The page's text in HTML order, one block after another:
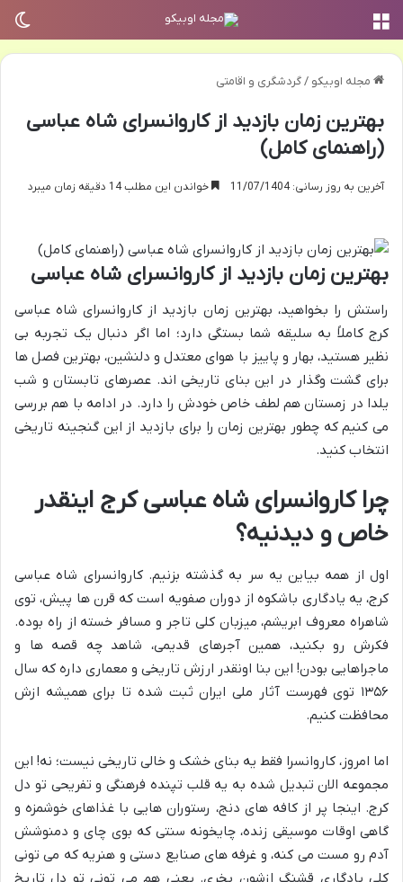
مجله اوبیکو /گردشگری و اقامتی
بهترین زمان بازدید از کاروانسرای شاه عباسی
(راهنمای کامل)
آخرین به روز رسانی: 11/07/1404 خواندن این مطلب 14 دقیقه زمان میبرد
بهترین زمان بازدید از کاروانسرای شاه عباسی
راستش را بخواهید، بهترین زمان بازدید از کاروانسرای شاه عباسی
کرج کاملاً به سلیقه شما بستگی دارد؛ اما اگر دنبال یک تجربه بی
نظیر هستید، بهار و پاییز با هوای معتدل و دلنشین، بهترین فصل ها
برای گشت وگذار در این بنای تاریخی اند. عصرهای تابستان و شب
یلدا در زمستان هم لطف خاص خودش را دارد. در ادامه با هم بررسی
می کنیم که چطور بهترین زمان را برای بازدید از این گنجینه تاریخی
انتخاب کنید.
چرا کاروانسرای شاه عباسی کرج اینقدر
خاص و دیدنیه؟
اول از همه بیاین یه سر به گذشته بزنیم. کاروانسرای شاه عباسی
کرج، یه یادگاری باشکوه از دوران صفویه است که قرن ها پیش، توی
شاهراه معروف ابریشم، میزبان کلی تاجر و مسافر خسته از راه بوده.
فکرش رو بکنید، همین آجرهای قدیمی، شاهد چه قصه ها و
ماجراهایی بودن! این بنا اونقدر ارزش تاریخی و معماری داره که سال
۱۳۵۶ توی فهرست آثار ملی ایران ثبت شده تا برای همیشه ازش
محافظت کنیم.
اما امروز، کاروانسرا فقط یه بنای خشک و خالی تاریخی نیست؛ نه! این
مجموعه الان تبدیل شده به یه قلب تپنده فرهنگی و تفریحی تو دل
کرج. اینجا پر از کافه های دنج، رستوران هایی با غذاهای خوشمزه و
گاهی اوقات موسیقی زنده، چایخونه سنتی که بوی چای و دمنوشش
آدم رو مست می کنه، و غرفه های صنایع دستی و هنریه که می تونی
کلی یادگاری قشنگ ازشون بخری. یعنی هم می تونی تو دل تاریخ